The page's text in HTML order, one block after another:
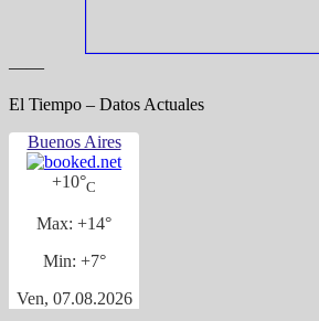
——
El Tiempo – Datos Actuales
Buenos Aires
+10°C
Max: +14°
Min: +7°
Ven, 07.08.2026